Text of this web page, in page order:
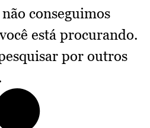
conseguimos
está procurando.
por outros